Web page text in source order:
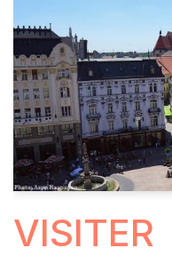
VISITER